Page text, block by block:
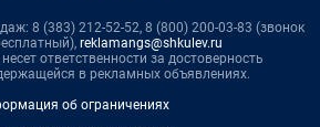
8 (383) 212-52-52, 8 (800) 200-03-83 (звонок
reklamangs@shkulev.ru
ответственности за достоверность
в рекламных объявлениях.
об ограничениях